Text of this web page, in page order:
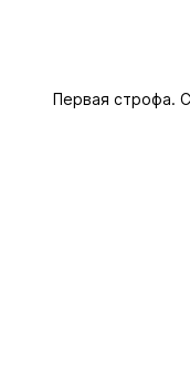
Первая строфа.